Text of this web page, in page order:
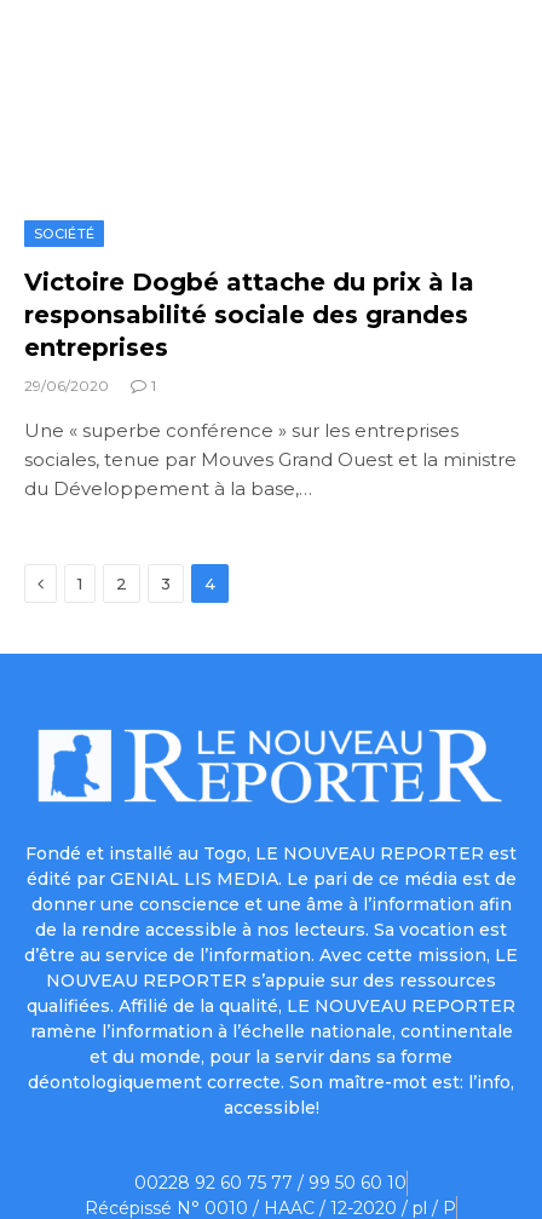
SOCIÉTÉ
Victoire Dogbé attache du prix à la
responsabilité sociale des grandes
entreprises
29/06/2020 1
Une « superbe conférence » sur les entreprises
sociales, tenue par Mouves Grand Ouest et la ministre
du Développement à la base,…
Previous
1 2 3 4
Fondé et installé au Togo, LE NOUVEAU REPORTER est
édité par GENIAL LIS MEDIA. Le pari de ce média est de
donner une conscience et une âme à l’information afin
de la rendre accessible à nos lecteurs. Sa vocation est
d’être au service de l’information. Avec cette mission, LE
NOUVEAU REPORTER s’appuie sur des ressources
qualifiées. Affilié de la qualité, LE NOUVEAU REPORTER
ramène l’information à l’échelle nationale, continentale
et du monde, pour la servir dans sa forme
déontologiquement correcte. Son maître-mot est: l’info,
accessible!
00228 92 60 75 77 / 99 50 60 10
Récépissé N° 0010 / HAAC / 12-2020 / pl / P